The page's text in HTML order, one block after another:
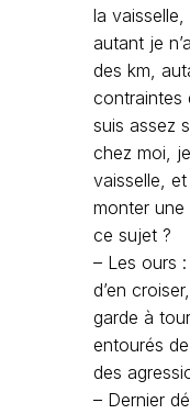
la
autant je
des km,
contraintes
suis assez
chez moi,
vaisselle,
monter une
ce sujet ?
– Les ours
d’en
garde à
entourés
des
– Dernier